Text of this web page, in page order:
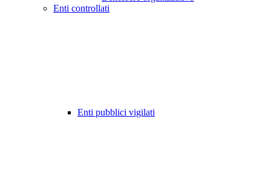
Enti controllati
Enti pubblici vigilati